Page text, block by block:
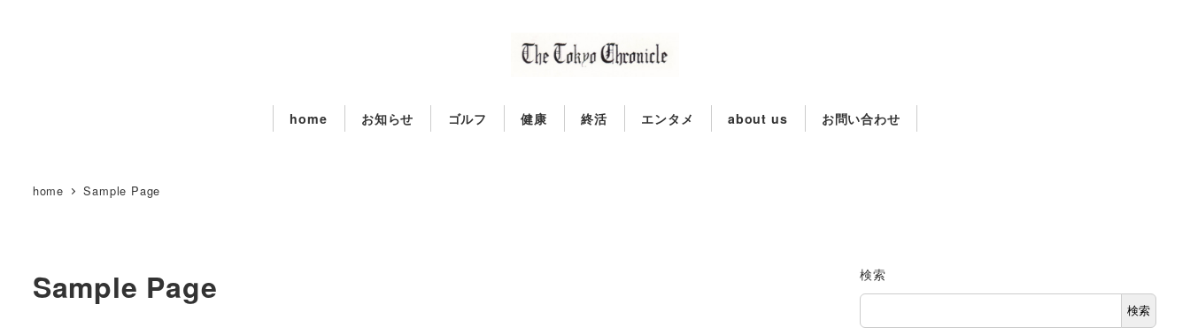
home お知らせ ゴルフ 健康 終活 エンタメ about us お問い合わせ
home Sample Page
Sample Page 検索
検索